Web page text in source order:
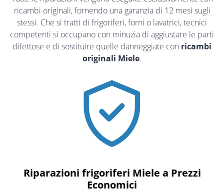
ricambi originali, fornendo una garanzia di 12 mesi sugli
stessi. Che si tratti di frigoriferi, forni o lavatrici, tecnici
competenti si occupano con minuzia di aggiustare le parti
difettose e di sostituire quelle danneggiate con ricambi
originali Miele.
Riparazioni frigoriferi Miele a Prezzi
Economici